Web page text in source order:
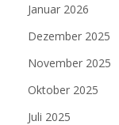
Januar 2026
Dezember 2025
November 2025
Oktober 2025
Juli 2025